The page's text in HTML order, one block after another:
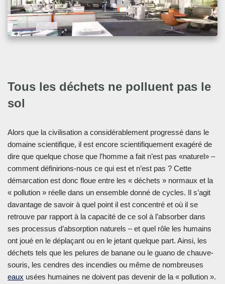
Tous les déchets ne polluent pas le
sol
Alors que la civilisation a considérablement progressé dans le
domaine scientifique, il est encore scientifiquement exagéré de
dire que quelque chose que l’homme a fait n’est pas «naturel» –
comment définirions-nous ce qui est et n’est pas ? Cette
démarcation est donc floue entre les « déchets » normaux et la
« pollution » réelle dans un ensemble donné de cycles. Il s’agit
davantage de savoir à quel point il est concentré et où il se
retrouve par rapport à la capacité de ce sol à l’absorber dans
ses processus d’absorption naturels – et quel rôle les humains
ont joué en le déplaçant ou en le jetant quelque part. Ainsi, les
déchets tels que les pelures de banane ou le guano de chauve-
souris, les cendres des incendies ou même de nombreuses
eaux usées humaines ne doivent pas devenir de la « pollution ».